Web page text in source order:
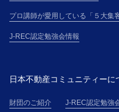
査基準に基づく受講申
諾しない場合には、受
下「本契約」という）
めに従い受講者たる資
プロ講師が愛用している「５大集
J-REC認定勉強会情報
日本不動産コミュニティーに
財団のご紹介 J-REC認定勉強